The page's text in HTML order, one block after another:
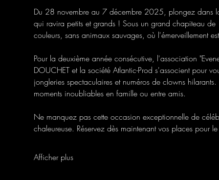
Du 28 novembre au 7 décembre 2025, plongez dans
qui ravira petits et grands ! Sous un grand chapiteau
couleurs, sans animaux sauvages, où l'émerveillement
Pour la deuxième année consécutive, l'association
DOUCHET et la société Atlantic-Prod s'associent pour
jongleries spectaculaires et numéros de clowns
moments inoubliables en famille ou entre amis.
Ne manquez pas cette occasion exceptionnelle de
chaleureuse. Réservez dès maintenant vos places pour
Afficher plus